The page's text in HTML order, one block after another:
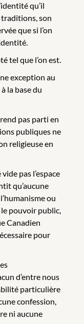
qu’il
traditions, son
que si l’on
tel que l’on est.
exception au
la base du
pas parti en
publiques ne
religieuse en
pas l’espace
qu’aucune
ou
le pouvoir public,
Canadien
pour
d’entre nous
particulière
confession,
ni aucune